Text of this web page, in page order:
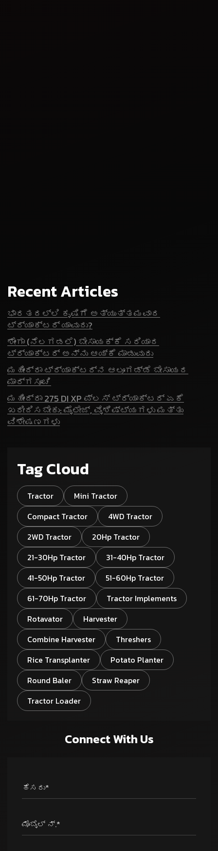
Recent Articles
ಭಾರತದಲ್ಲಿ ಕೃಷಿಗೆ ಅತ್ಯುತ್ತಮವಾದ
ಟ್ರ್ಯಾಕ್ಟರ್ ಯಾವುದು?
ಶೇಂಗಾ (ನೆಲಗಡಲೆ) ಬೇಸಾಯಕ್ಕೆ ಸರಿಯಾದ
ಟ್ರ್ಯಾಕ್ಟರ್ ಅನ್ನು ಆಯ್ಕೆ ಮಾಡುವುದು
ಮಹೀಂದ್ರಾ ಟ್ರ್ಯಾಕ್ಟರ್‌ನ ಆಲೂಗಡ್ಡೆ ಬೇಸಾಯದ
ಮಾರ್ಗಸೂಚಿ
ಮಹೀಂದ್ರಾ 275 DI XP ಪ್ಲಸ್ ಟ್ರ್ಯಾಕ್ಟರ್ ಏಕೆ
ಖರೀದಿಸಬೇಕು: ಮೈಲೇಜ್, ವೈಶಿಷ್ಟ್ಯಗಳು ಮತ್ತು
ವಿಶೇಷಣಗಳು
Tag Cloud
Tractor
Mini Tractor
Compact Tractor
4WD Tractor
2WD Tractor
20Hp Tractor
21-30Hp Tractor
31-40Hp Tractor
41-50Hp Tractor
51-60Hp Tractor
61-70Hp Tractor
Tractor Implements
Rotavator
Harvester
Combine Harvester
Threshers
Rice Transplanter
Potato Planter
Round Baler
Straw Reaper
Tractor Loader
Connect With Us
ಹೆಸರು*
ಮೊಬೈಲ್ ನ್.*